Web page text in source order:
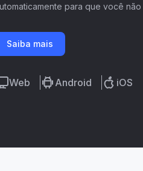
para que você
Saiba mais
Web Android iOS